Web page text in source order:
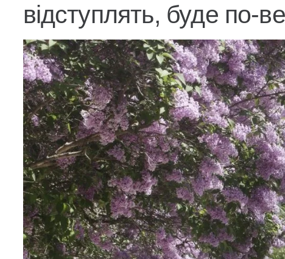
відступлять, буде по-